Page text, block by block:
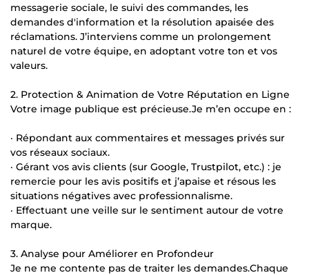
messagerie sociale, le suivi des commandes, les
demandes d'information et la résolution apaisée des
réclamations. J’interviens comme un prolongement
naturel de votre équipe, en adoptant votre ton et vos
valeurs.
2. Protection & Animation de Votre Réputation en Ligne
Votre image publique est précieuse.Je m’en occupe en :
· Répondant aux commentaires et messages privés sur
vos réseaux sociaux.
· Gérant vos avis clients (sur Google, Trustpilot, etc.) : je
remercie pour les avis positifs et j’apaise et résous les
situations négatives avec professionnalisme.
· Effectuant une veille sur le sentiment autour de votre
marque.
3. Analyse pour Améliorer en Profondeur
Je ne me contente pas de traiter les demandes.Chaque